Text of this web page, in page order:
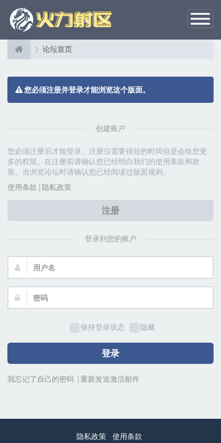
切
换
导
论坛首页
您必须注册并登录才能浏览这个版面。
创建账户
您必须注册后才能登录。注册仅需要很短的时间但是会给您更
多的权限。在注册前请确认您已经明白我们的使用条款和政
策。当浏览论坛时请确认您已经阅读过版面规则。
使用条款 | 隐私政策
注册
登录到您的账户
户
名：
码：
保持登录状态 隐藏
登录
我忘记了自己的密码 重新发送激活邮件
隐私政策 使用条款